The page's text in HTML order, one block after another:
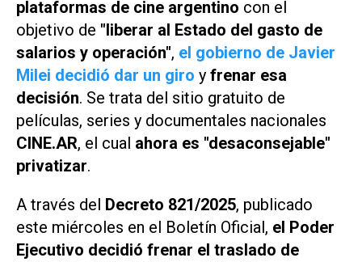
plataformas de cine argentino con el
objetivo de "liberar al Estado del gasto de
salarios y operación", el gobierno de Javier
Milei decidió dar un giro y frenar esa
decisión. Se trata del sitio gratuito de
películas, series y documentales nacionales
CINE.AR, el cual ahora es "desaconsejable"
privatizar.
A través del Decreto 821/2025, publicado
este miércoles en el Boletín Oficial, el Poder
Ejecutivo decidió frenar el traslado de